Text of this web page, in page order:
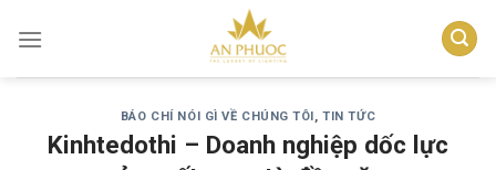
BÁO CHÍ NÓI GÌ VỀ CHÚNG TÔI,TIN TỨC
Kinhtedothi – Doanh nghiệp dốc lực